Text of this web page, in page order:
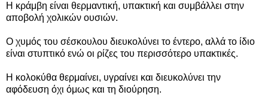
Η κράμβη είναι θερμαντική, υπακτική και συμβάλλει στην
αποβολή χολικών ουσιών.
Ο χυμός του σέσκουλου διευκολύνει το έντερο, αλλά το ίδιο
είναι στυπτικό ενώ οι ρίζες του περισσότερο υπακτικές.
Η κολοκύθα θερμαίνει, υγραίνει και διευκολύνει την
αφόδευση όχι όμως και τη διούρηση.